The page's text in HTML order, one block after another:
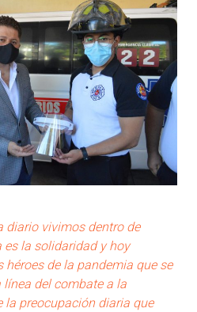
diario vivimos dentro de
es la solidaridad y hoy
héroes de la pandemia que se
línea del combate a la
la preocupación diaria que